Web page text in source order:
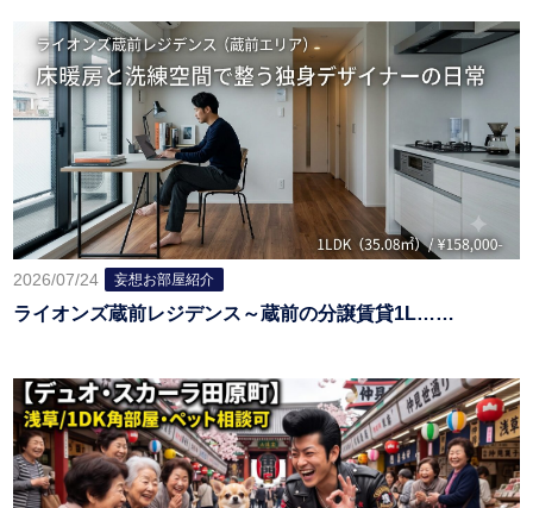
2026/07/24 妄想お部屋紹介
ライオンズ蔵前レジデンス～蔵前の分譲賃貸1L……